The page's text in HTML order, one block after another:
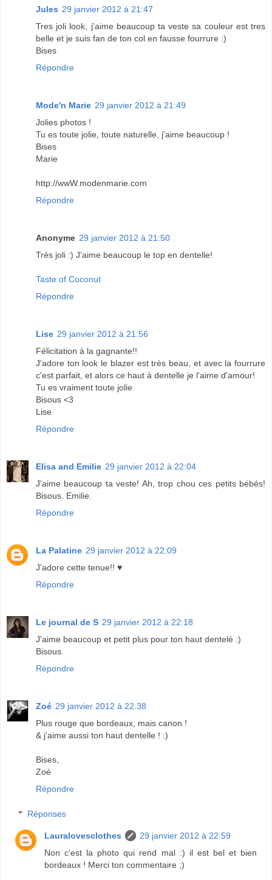
Jules 29 janvier 2012 à 21:47
Tres joli look, j'aime beaucoup ta veste sa couleur est tres
belle et je suis fan de ton col en fausse fourrure :)
Bises
Répondre
Mode'n Marie 29 janvier 2012 à 21:49
Jolies photos !
Tu es toute jolie, toute naturelle, j'aime beaucoup !
Bises
Marie
http://wwW.modenmarie.com
Répondre
Anonyme 29 janvier 2012 à 21:50
Très joli :) J'aime beaucoup le top en dentelle!
Taste of Coconut
Répondre
Lise 29 janvier 2012 à 21:56
Félicitation à la gagnante!!
J'adore ton look le blazer est très beau, et avec la fourrure
c'est parfait, et alors ce haut à dentelle je l'aime d'amour!
Tu es vraiment toute jolie
Bisous <3
Lise
Répondre
Elisa and Emilie 29 janvier 2012 à 22:04
J'aime beaucoup ta veste! Ah, trop chou ces petits bébés!
Bisous. Emilie.
Répondre
La Palatine 29 janvier 2012 à 22:09
J'adore cette tenue!! ♥
Répondre
Le journal de S 29 janvier 2012 à 22:18
J'aime beaucoup et petit plus pour ton haut dentelé :)
Bisous.
Répondre
Zoé 29 janvier 2012 à 22:38
Plus rouge que bordeaux, mais canon !
& j'aime aussi ton haut dentelle ! :)
Bises,
Zoé
Répondre
Réponses
Lauralovesclothes
29 janvier 2012 à 22:59
Non c'est la photo qui rend mal :) il est bel et bien
bordeaux ! Merci ton commentaire ;)